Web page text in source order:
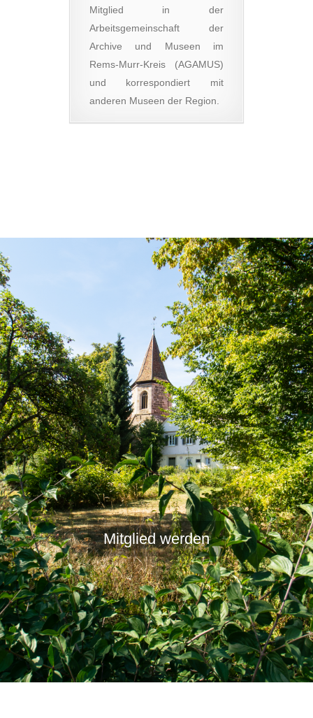
Mitglied in der
Arbeitsgemeinschaft der
Archive und Museen im
Rems-Murr-Kreis (AGAMUS)
und korrespondiert mit
anderen Museen der Region.
Mitglied werden